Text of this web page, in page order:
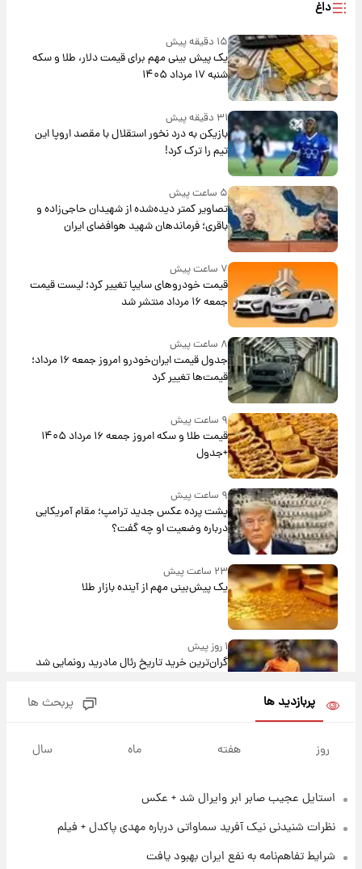
داغ
۱۵ دقیقه پیش
یک پیش ‌بینی مهم برای قیمت دلار، طلا و سکه
شنبه ۱۷ مرداد ۱۴۰۵
۳۱ دقیقه پیش
بازیکن به درد نخور استقلال با مقصد اروپا این
تیم را ترک کرد!
۵ ساعت پیش
تصاویر کمتر دیده‌شده از شهیدان حاجی‌زاده و
باقری؛ فرماندهان شهید هوافضای ایران
۷ ساعت پیش
قیمت خودروهای سایپا تغییر کرد؛ لیست قیمت
جمعه ۱۶ مرداد منتشر شد
۸ ساعت پیش
جدول قیمت ایران‌خودرو امروز جمعه ۱۶ مرداد؛
قیمت‌ها تغییر کرد
۹ ساعت پیش
قیمت طلا و سکه امروز جمعه ۱۶ مرداد ۱۴۰۵
+جدول
۹ ساعت پیش
پشت پرده عکس جدید ترامپ؛ مقام آمریکایی
درباره وضعیت او چه گفت؟
۲۳ ساعت پیش
یک پیش‌بینی مهم از آینده بازار طلا
۱ روز پیش
گران‌ترین خرید تاریخ رئال مادرید رونمایی شد
روزها پربارش‌تر خواهند بود؟
۱ روز پیش
شد؛ تیکدری، محبی و سرگیف با اعداد ویژه
پربازدید ها پربحث ها
روز هفته ماه سال
استایل عجیب صابر ابر وایرال شد + عکس
نظرات شنیدنی نیک آفرید سماواتی درباره مهدی پاکدل + فیلم
شرایط تفاهم‌نامه به نفع ایران بهبود یافت